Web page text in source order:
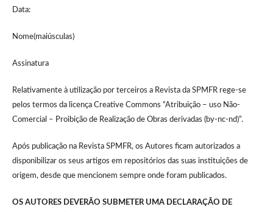
Data:
Nome(maiúsculas)
Assinatura
Relativamente à utilização por terceiros a Revista da SPMFR rege-se
pelos termos da licença Creative Commons “Atribuição – uso Não-
Comercial – Proibição de Realização de Obras derivadas (by-nc-nd)”.
Após publicação na Revista SPMFR, os Autores ficam autorizados a
disponibilizar os seus artigos em repositórios das suas instituições de
origem, desde que mencionem sempre onde foram publicados.
OS AUTORES DEVERÃO SUBMETER UMA DECLARAÇÃO DE